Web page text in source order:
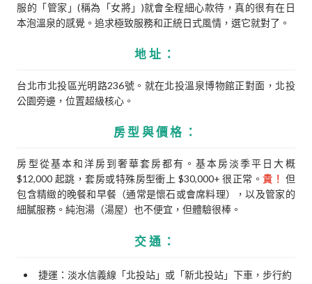
服的「管家」(稱為「女將」)就會全程細心款待，真的很有在日
本泡溫泉的感覺。追求極致服務和正統日式風情，選它就對了。
地址：
台北市北投區光明路236號。就在北投溫泉博物館正對面，北投
公園旁邊，位置超級核心。
房型與價格：
房型從基本和洋房到奢華套房都有。基本房淡季平日大概
$12,000 起跳，套房或特殊房型衝上 $30,000+ 很正常。貴！ 但
包含精緻的晚餐和早餐（通常是懷石或會席料理），以及管家的
細膩服務。純泡湯（湯屋）也不便宜，但體驗很棒。
交通：
捷運：淡水信義線「北投站」或「新北投站」下車，步行約